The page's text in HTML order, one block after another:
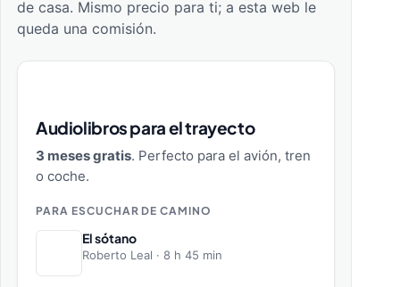
Playa
de casa. Mismo precio para ti; a esta web le
queda una comisión.
Audiolibros para el trayecto
3 meses gratis. Perfecto para el avión, tren
o coche.
PARA ESCUCHAR DE CAMINO
El sótano
Roberto Leal · 8 h 45 min